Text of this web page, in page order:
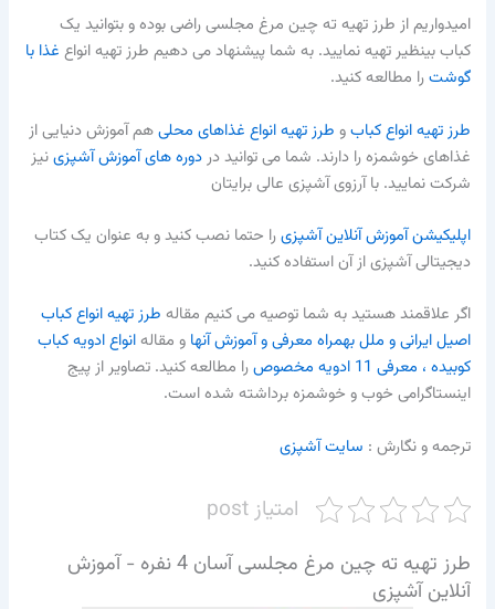
امیدواریم از طرز تهیه ته چین مرغ مجلسی راضی بوده و بتوانید یک
کباب بینظیر تهیه نمایید. به شما پیشنهاد می دهیم طرز تهیه انواع غذا با
گوشترا مطالعه کنید.
طرز تهیه انواع کبابو طرز تهیه انواع غذاهای محلیهم آموزش دنیایی از
غذاهای خوشمزه را دارند. شما می توانید دردوره های آموزش آشپزینیز
شرکت نمایید. با آرزوی آشپزی عالی برایتان
اپلیکیشن آموزش آنلاین آشپزیرا حتما نصب کنید و به عنوان یک کتاب
دیجیتالی آشپزی از آن استفاده کنید.
اگر علاقمند هستید به شما توصیه می کنیم مقاله طرز تهیه انواع کباب
اصیل ایرانی و ملل بهمراه معرفی و آموزش آنها و مقالهانواع ادویه کباب
کوبیده ، معرفی 11 ادویه مخصوص
را مطالعه کنید. تصاویر از پیج
اینستاگرامی خوب و خوشمزه برداشته شده است.
ترجمه و نگارش :‌ سایت آشپزی
امتیاز post
طرز تهیه ته چین مرغ مجلسی آسان 4 نفره - آموزش
آنلاین آشپزی